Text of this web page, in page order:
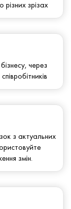
різних зрізах
через
з актуальних
змін.